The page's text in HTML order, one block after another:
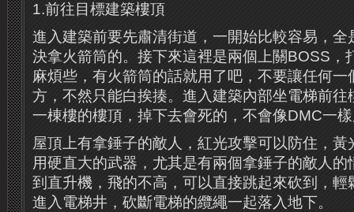
1.前往目標建築樓頂
進入建築前要先肅清街道，一開始比較容易，全
決拿火箭筒的。接下來這裡是兩個上關BOSS，
麻煩些，有火箭筒的話就用了吧，不要讓任何
方，不然只能白挨揍。進入建築內部坐電梯前往
一棟樓的樓頂，掉下去會死的，不會像DMC一
屋頂上有拿錘子的敵人，紅光攻擊可以防住，
用硬直大的武器，尤其是有兩個拿錘子的敵人
到直升機，飛的不高，可以直接跳起來砍到，輕
進入電梯井，砍斷電梯的纜繩一起落入地下。